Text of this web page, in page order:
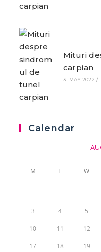
Mituri
carpian
31 MAY 2022 /
Calendar
M T W
3 4 5
10 11 12
17 18 19